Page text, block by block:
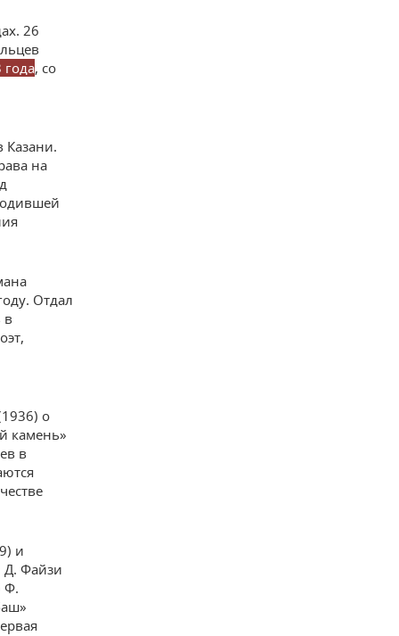
26
года, со
Казани.
на
Отдал
в
о
камень»
в
и
Д. Файзи
Ф.